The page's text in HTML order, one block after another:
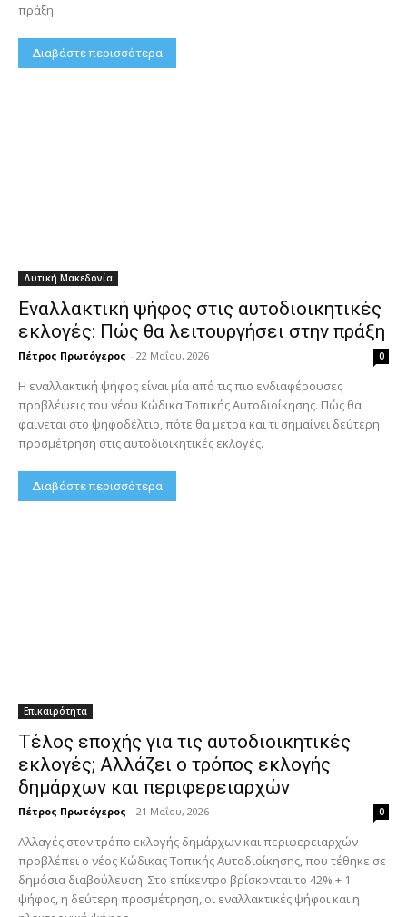
πράξη.
Διαβάστε περισσότερα
Δυτική Μακεδονία
Εναλλακτική ψήφος στις αυτοδιοικητικές
εκλογές: Πώς θα λειτουργήσει στην πράξη
Πέτρος Πρωτόγερος - 22 Μαΐου, 2026 0
Η εναλλακτική ψήφος είναι μία από τις πιο ενδιαφέρουσες
προβλέψεις του νέου Κώδικα Τοπικής Αυτοδιοίκησης. Πώς θα
φαίνεται στο ψηφοδέλτιο, πότε θα μετρά και τι σημαίνει δεύτερη
προσμέτρηση στις αυτοδιοικητικές εκλογές.
Διαβάστε περισσότερα
Επικαιρότητα
Τέλος εποχής για τις αυτοδιοικητικές
εκλογές; Αλλάζει ο τρόπος εκλογής
δημάρχων και περιφερειαρχών
Πέτρος Πρωτόγερος - 21 Μαΐου, 2026 0
Αλλαγές στον τρόπο εκλογής δημάρχων και περιφερειαρχών
προβλέπει ο νέος Κώδικας Τοπικής Αυτοδιοίκησης, που τέθηκε σε
δημόσια διαβούλευση. Στο επίκεντρο βρίσκονται το 42% + 1
ψήφος, η δεύτερη προσμέτρηση, οι εναλλακτικές ψήφοι και η